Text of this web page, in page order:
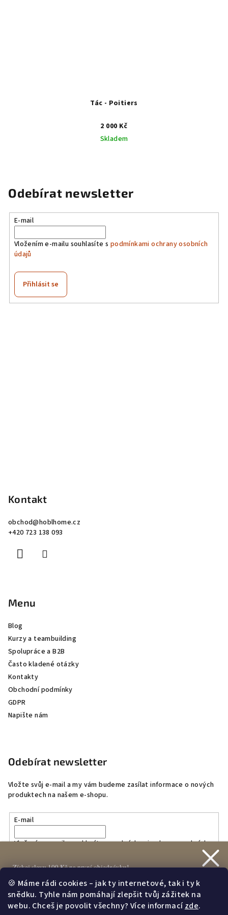
🍪 Máme rádi cookies – jak ty internetové, tak i ty k
snědku. Tyhle nám pomáhají zlepšit tvůj zážitek na
webu. Chceš je povolit všechny? Více informacízde.
Tác - Poitiers
2 000 Kč
Skladem
Odebírat newsletter
E-mail
Vložením e-mailu souhlasíte s podmínkami ochrany osobních
údajů
Přihlásit se
Kontakt
obchod@hoblhome.cz
+420 723 138 093
Menu
Blog
Kurzy a teambuilding
Spolupráce a B2B
Často kladené otázky
Kontakty
Obchodní podmínky
GDPR
Napište nám
Odebírat newsletter
Vložte svůj e-mail a my vám budeme zasílat informace o nových
produktech na našem e-shopu.
E-mail
Vložením e-mailu souhlasíte spodmínkami ochrany osobních
Přihlásit se
Získej slevu 100 Kč na první objednávku!